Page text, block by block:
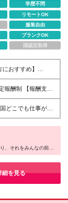
学歴不問
リモートOK
服装自由
ブランクOK
国認定取得
い」と思える人
挑戦できる人 ⭕
❌最低限の収入が
ない人 ❌人と協
の実感がある
を楽しめる環境で
報酬支払
円 （Join1年以上2
サポの環境を活
の結果を得られ
一歩です。 ※固
能。全メンバーの
時給1,500円～
定のスキルを必要
・あなたが「ここ
です（0秒出社）
イン商談や、移動
もOK
ス
MTG ・「ねぇね
、それをみんなの前で
で向き合ってくれる仲
めてくれる環境がある
フィードバックを行っ
に出会える
細を見る